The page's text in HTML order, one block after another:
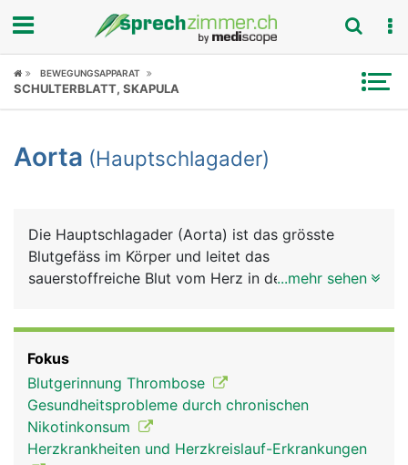
Fokus
Symptome
News
Rubriken
BEWEGUNGSAPPARAT
SCHULTERBLATT, SKAPULA
Aorta (Hauptschlagader)
Die Hauptschlagader (Aorta) ist das grösste
Blutgefäss im Körper und leitet das
sauerstoffreiche Blut vom Herz in den Körper. Sie
nach hinten und zieht dann durch den Brustkorb
und das Zwerchfell in den Bauchraum. Oberhalb
des Zwerchfells wird sie als Brustaorta, unterhalb
als Bauchaorta bezeichnet. Von ihr gehen wichtige
Blutgefässe ab: die Halsschlagadern zur
...mehr sehen
Fokus
Blutgerinnung Thrombose
Gesundheitsprobleme durch chronischen
Nikotinkonsum
Herzkrankheiten und Herzkreislauf-Erkrankungen